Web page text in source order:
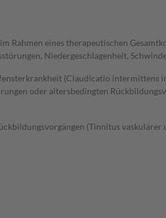
eines therapeutischen
Niedergeschlagenheit,
(Claudicatio intermittens
oder altersbedingten
(Tinnitus vaskulärer